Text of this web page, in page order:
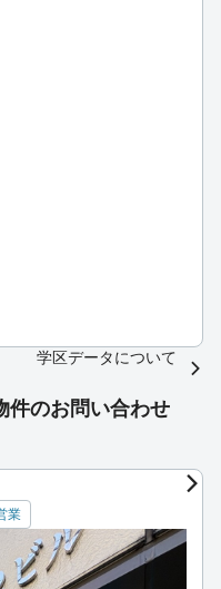
学区データについて
件のお問い合わせ
業